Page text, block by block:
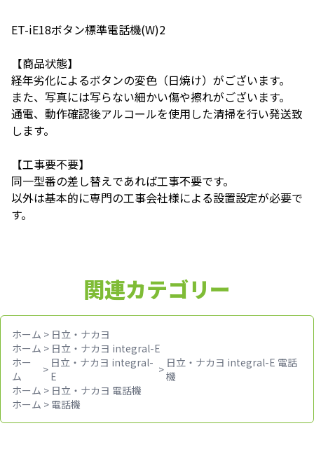
ET-iE18ボタン標準電話機(W)2
【商品状態】
経年劣化によるボタンの変色（日焼け）がございます。
また、写真には写らない細かい傷や擦れがございます。
通電、動作確認後アルコールを使用した清掃を行い発送致
します。
【工事要不要】
同一型番の差し替えであれば工事不要です。
以外は基本的に専門の工事会社様による設置設定が必要で
す。
関連カテゴリー
ホーム > 日立・ナカヨ
ホーム > 日立・ナカヨ integral-E
ホー
ム
> 日立・ナカヨ integral-
E
> 日立・ナカヨ integral-E 電話
機
ホーム > 日立・ナカヨ 電話機
ホーム > 電話機